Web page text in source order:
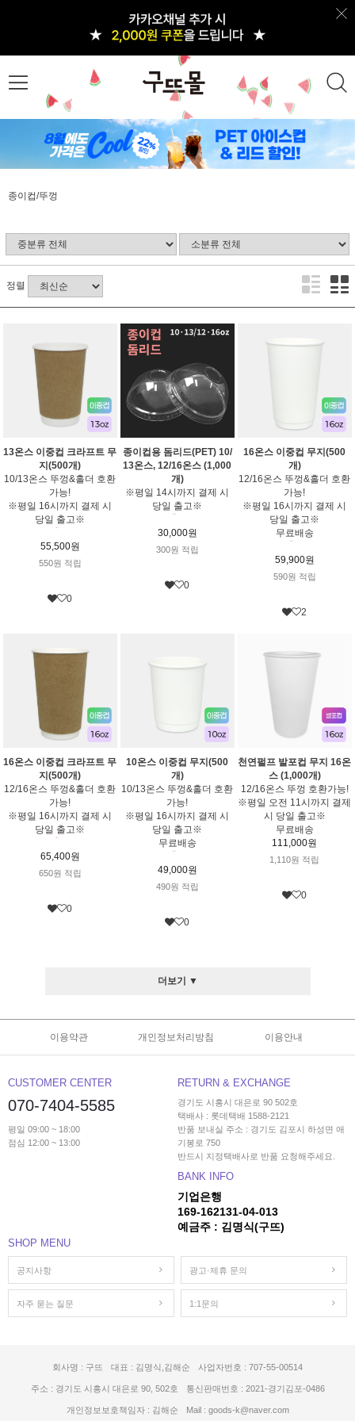
종이컵/뚜껑
정렬
13온스 이중컵 크라프트 무
지(500개)
10/13온스 뚜껑&홀더 호환
가능!
※평일 16시까지 결제 시
당일 출고※
55,500원
550원 적립
0
종이컵용 돔리드(PET) 10/
13온스, 12/16온스 (1,000
개)
※평일 14시까지 결제 시
당일 출고※
30,000원
300원 적립
0
16온스 이중컵 무지(500
개)
12/16온스 뚜껑&홀더 호환
가능!
※평일 16시까지 결제 시
당일 출고※
무료배송
59,900원
590원 적립
2
16온스 이중컵 크라프트 무
지(500개)
12/16온스 뚜껑&홀더 호환
가능!
※평일 16시까지 결제 시
당일 출고※
65,400원
650원 적립
0
10온스 이중컵 무지(500
개)
10/13온스 뚜껑&홀더 호환
가능!
※평일 16시까지 결제 시
당일 출고※
무료배송
49,000원
490원 적립
0
천연펄프 발포컵 무지 16온
스 (1,000개)
12/16온스 뚜껑 호환가능!
※평일 오전 11시까지 결제
시 당일 출고※
무료배송
111,000원
1,110원 적립
0
더보기 ▼
이용약관 개인정보처리방침 이용안내
CUSTOMER CENTER
070-7404-5585
평일 09:00 ~ 18:00
점심 12:00 ~ 13:00
RETURN & EXCHANGE
경기도 시흥시 대은로 90 502호
택배사 : 롯데택배 1588-2121
반품 보내실 주소 : 경기도 김포시 하성면 애
기봉로 750
반드시 지정택배사로 반품 요청해주세요.
BANK INFO
기업은행
169-162131-04-013
예금주 : 김명식(구뜨)
SHOP MENU
공지사항 광고·제휴 문의
자주 묻는 질문 1:1문의
회사명 : 구뜨 대표 : 김명식,김해순 사업자번호 : 707-55-00514
주소 : 경기도 시흥시 대은로 90, 502호 통신판매번호 : 2021-경기김포-0486
개인정보보호책임자 : 김해순 Mail : goods-k@naver.com